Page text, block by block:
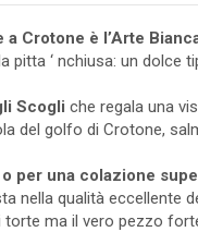
Crotone è l’Arte
pitta ‘ nchiusa: un dolce
Scogli che regala una
del golfo di Crotone,
per una colazione
nella qualità eccellente
ma il vero pezzo